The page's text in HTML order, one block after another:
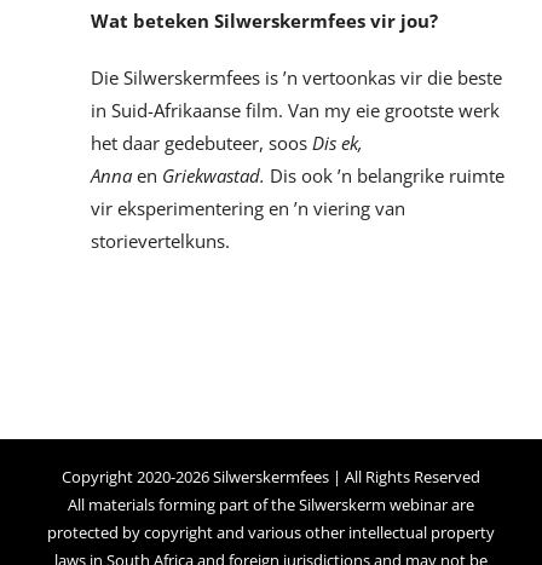
Wat beteken Silwerskermfees vir jou?
Die Silwerskermfees is ’n vertoonkas vir die beste
in Suid-Afrikaanse film. Van my eie grootste werk
het daar gedebuteer, soos Dis ek,
Anna en Griekwastad. Dis ook ’n belangrike ruimte
vir eksperimentering en ’n viering van
storievertelkuns.
Copyright 2020-2026 Silwerskermfees | All Rights Reserved
All materials forming part of the Silwerskerm webinar are
protected by copyright and various other intellectual property